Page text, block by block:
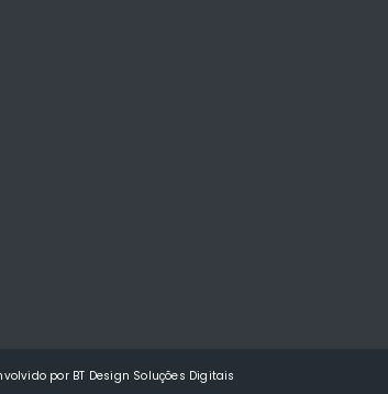
por BT Design Soluções Digitais